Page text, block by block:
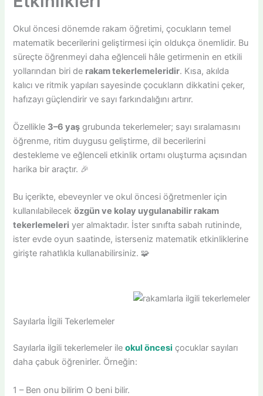
Okul öncesi dönemde rakam öğretimi, çocukların temel
matematik becerilerini geliştirmesi için oldukça önemlidir. Bu
süreçte öğrenmeyi daha eğlenceli hâle getirmenin en etkili
yollarından biri de rakam tekerlemeleridir. Kısa, akılda
kalıcı ve ritmik yapıları sayesinde çocukların dikkatini çeker,
hafızayı güçlendirir ve sayı farkındalığını artırır.
Özellikle 3–6 yaş grubunda tekerlemeler; sayı sıralamasını
öğrenme, ritim duygusu geliştirme, dil becerilerini
destekleme ve eğlenceli etkinlik ortamı oluşturma açısından
harika bir araçtır. 🎉
Bu içerikte, ebeveynler ve okul öncesi öğretmenler için
kullanılabileceközgün ve kolay uygulanabilir rakam
tekerlemeleri yer almaktadır. İster sınıfta sabah rutininde,
ister evde oyun saatinde, isterseniz matematik etkinliklerine
girişte rahatlıkla kullanabilirsiniz. 🧩
Sayılarla İlgili Tekerlemeler
Sayılarla ilgili tekerlemeler ileokul öncesi çocuklar sayıları
daha çabuk öğrenirler. Örneğin:
1 – Ben onu bilirim O beni bilir.